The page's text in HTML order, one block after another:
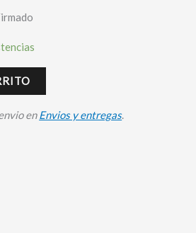
enEnvios y entregas.